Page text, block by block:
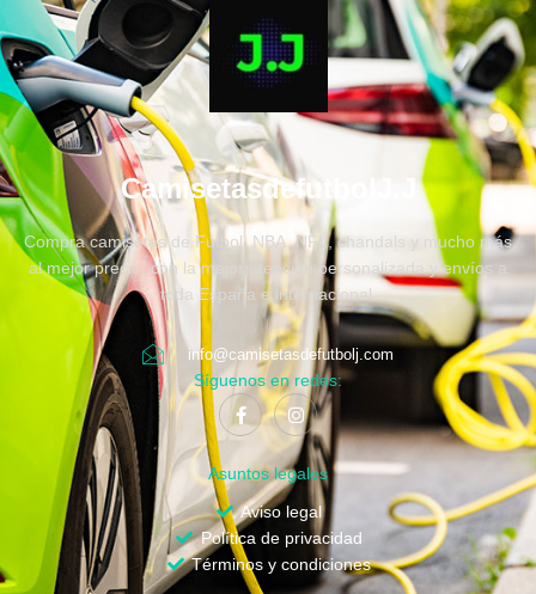
CamisetasdefutbolJ.J
Compra camisetas de Fútbol, NBA, NFL, chandals y mucho más
al mejor precio, con la mejor atención personalizada y envíos a
toda España e internacional.
info@camisetasdefutbolj.com
Síguenos en redes:
Asuntos legales
Aviso legal
Política de privacidad
Términos y condiciones